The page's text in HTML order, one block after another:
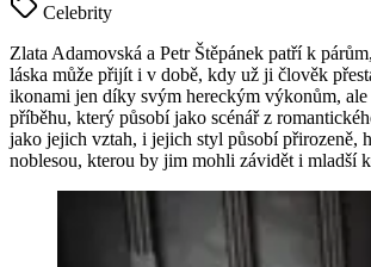
Celebrity
Zlata Adamovská a Petr Štěpánek patří k
láska může přijít i v době, kdy už ji člověk
ikonami jen díky svým hereckým výkonům,
příběhu, který působí jako scénář z
jako jejich vztah, i jejich styl působí přirozeně,
noblesou, kterou by jim mohli závidět i mladší